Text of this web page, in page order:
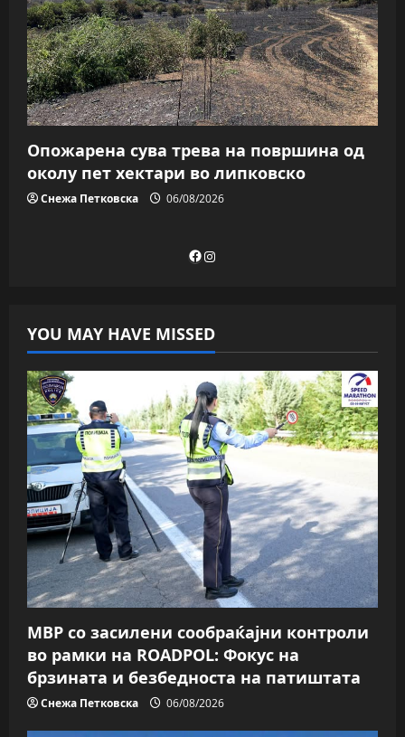
Опожарена сува трева на површина од
околу пет хектари во липковско
Снежа Петковска 06/08/2026
Facebook
Instagram
YOU MAY HAVE MISSED
МВР со засилени сообраќајни контроли
во рамки на ROADPOL: Фокус на
брзината и безбедноста на патиштата
Снежа Петковска 06/08/2026